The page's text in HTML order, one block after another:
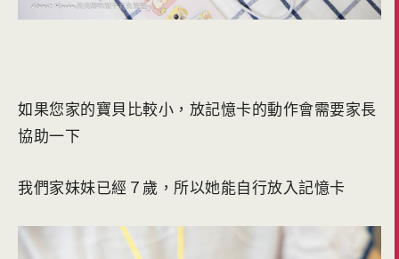
如果您家的寶貝比較小，放記憶卡的動作會需要家長
協助一下
我們家妹妹已經７歲，所以她能自行放入記憶卡